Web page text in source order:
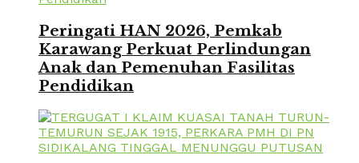
Peringati HAN 2026, Pemkab
Karawang Perkuat Perlindungan
Anak dan Pemenuhan Fasilitas
Pendidikan